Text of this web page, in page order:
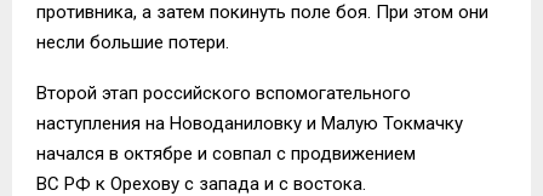
противника, а затем покинуть поле боя. При этом они
несли большие потери.
Второй этап российского вспомогательного
наступления на Новоданиловку и Малую Токмачку
начался в октябре и совпал с продвижением
ВС РФ к Орехову с запада и с востока.